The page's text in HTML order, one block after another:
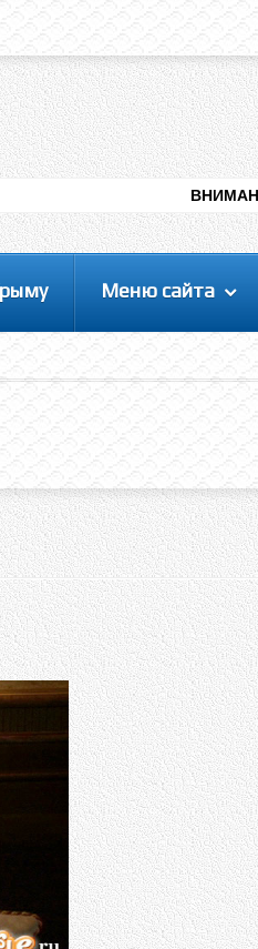
Здравствуйте
пользоваться
управления, вам
авторизоваться на
логином, либо
ВНИМАНИЕ:
Меню сайта